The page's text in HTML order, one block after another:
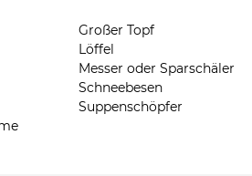
Großer Topf
Löffel
Messer oder Sparschäler
Schneebesen
Suppenschöpfer